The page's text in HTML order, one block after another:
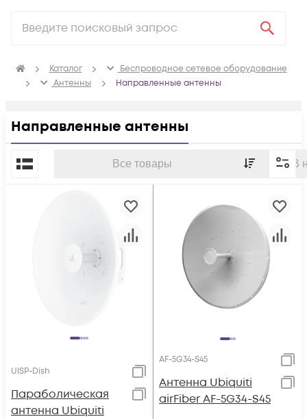
Каталог
Беспроводное сетевое оборудование
Антенны
Направленные антенны
Направленные антенны
Все товары В
По популярности
UISP-Dish
Параболическая
антенна Ubiquiti
AF-5G34-S45
Антенна Ubiquiti
airFiber AF-5G34-S45